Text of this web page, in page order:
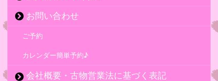
お問い合わせ
ご予約
カレンダー簡単予約♪
会社概要・古物営業法に基づく表記